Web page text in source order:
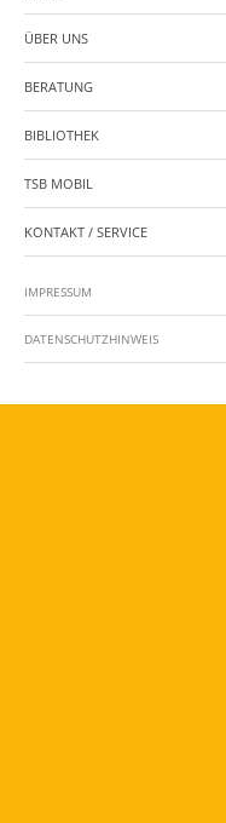
ÜBER UNS
BERATUNG
BIBLIOTHEK
TSB MOBIL
KONTAKT / SERVICE
IMPRESSUM
DATENSCHUTZHINWEIS